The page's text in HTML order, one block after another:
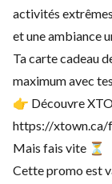
activités
et une ambiance
Ta carte cadeau
maximum avec
👉 Découvre
https://
Mais fais vite ⏳
Cette promo est